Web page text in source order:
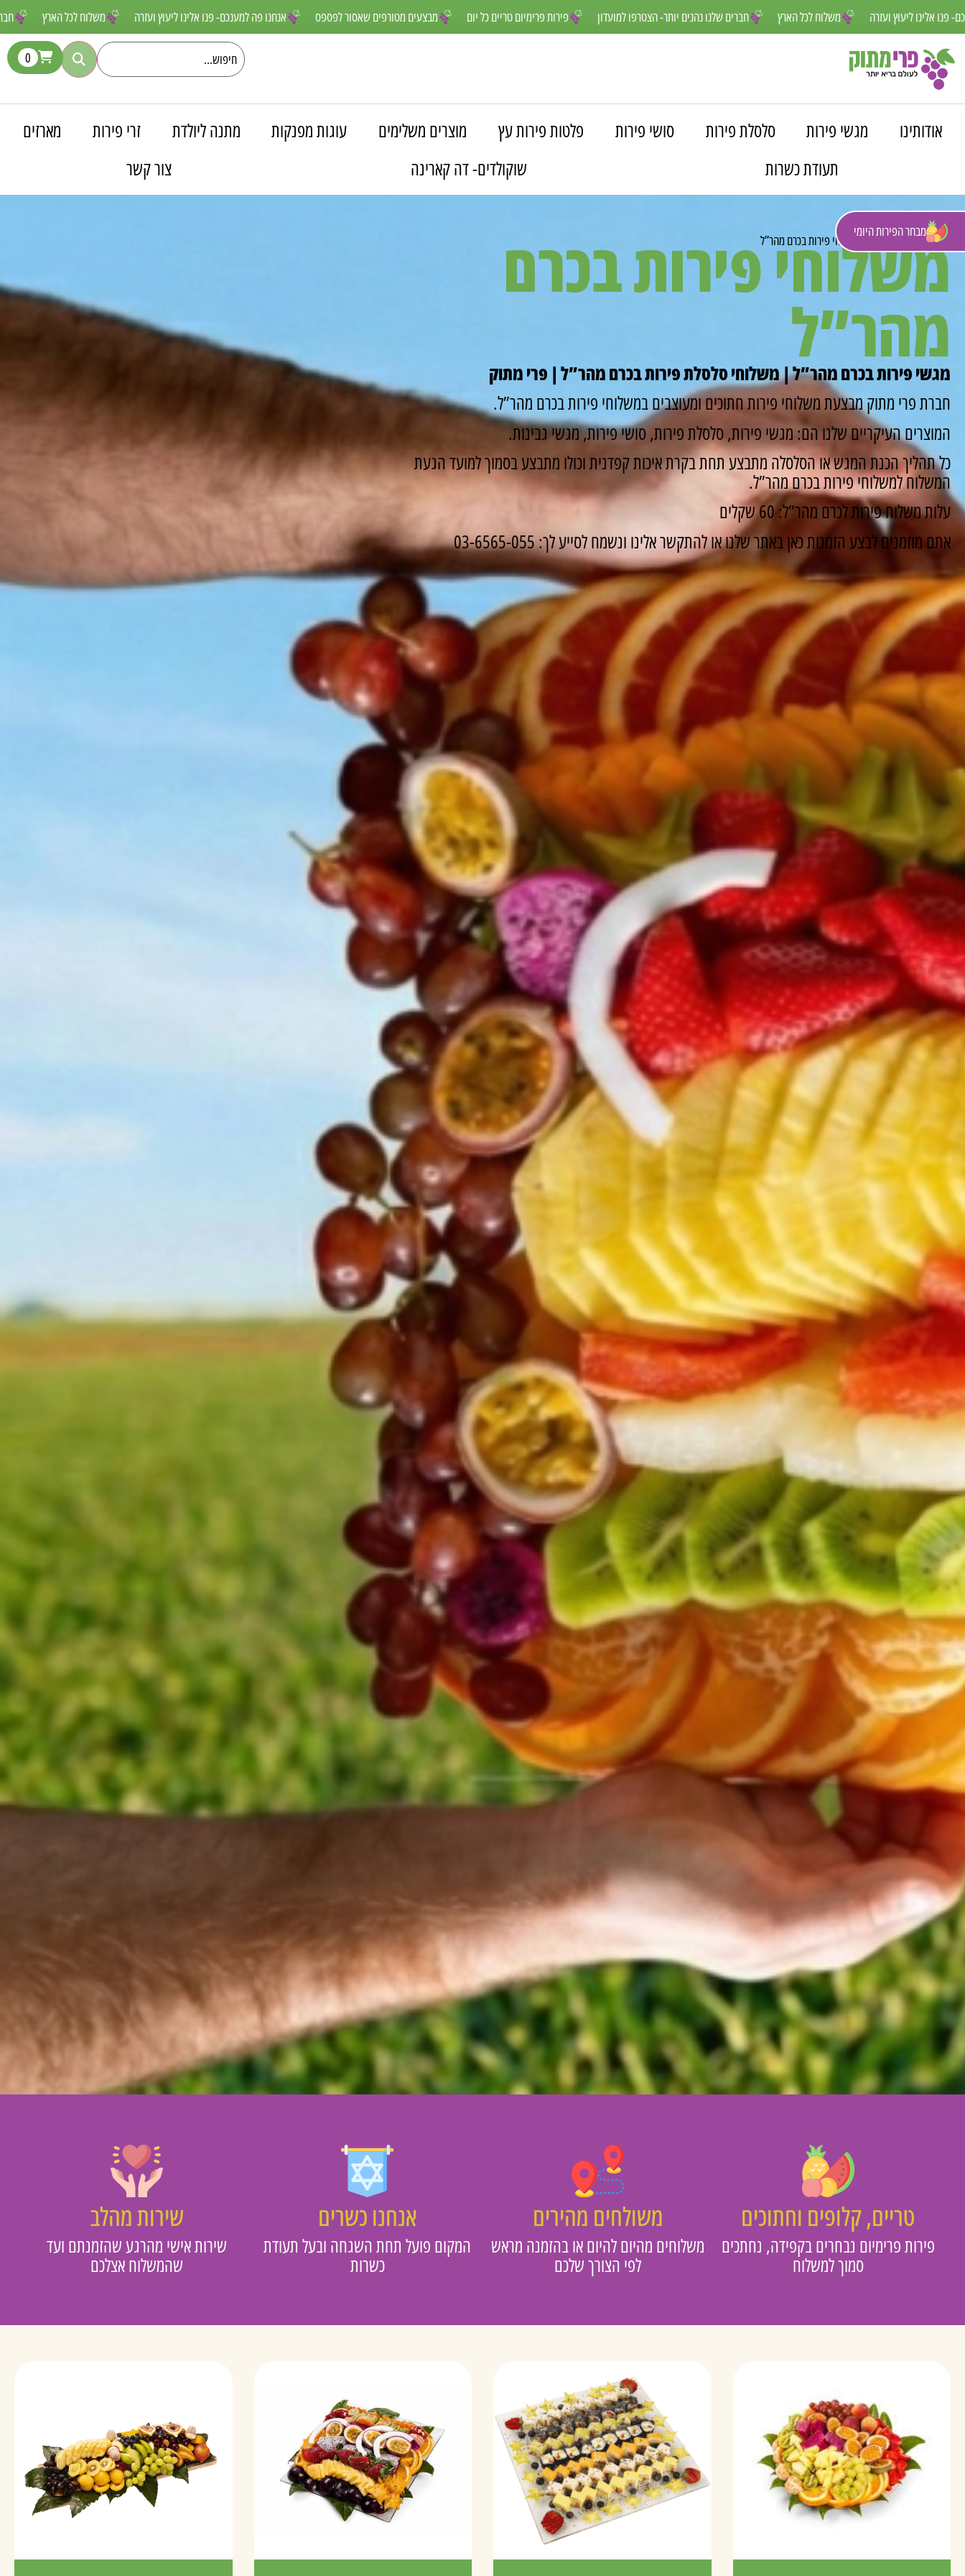
משלוח לכל אנחנו פה למענכם- פנו אלינו ליעוץ ועזרה מבצעים מטורפים שאסור לפספס פירות פרימיום טריים כל יום חברים שלנו נהנים יותר- הצטרפו למועדון משלוח לכל הארץ אנחנו פה למענכם- פנו אלינו ליעוץ ועזרה
מבחר הפירות היומי
0
אודותינו מגשי פירות סלסלת פירות סושי פירות פלטות פירות עץ מוצרים משלימים עוגות מפנקות מתנה ליולדת זרי פירות
מארזים
תעודת כשרות
שוקולדים- דה קארינה צור קשר
פרי מתוק» משלוחים»משלוחי פירות בכרם מהר”ל
משלוחי פירות בכרם
מהר”ל
מגשי פירות בכרם מהר”ל | משלוחי סלסלת פירות בכרם מהר”ל | פרי מתוק
חברת פרי מתוק מבצעת משלוחי פירות חתוכים ומעוצבים במשלוחי פירות בכרם מהר”ל.
המוצרים העיקריים שלנו הם: מגשי פירות, סלסלת פירות, סושי פירות, מגשי גבינות.
כל תהליך הכנת המגש או הסלסלה מתבצע תחת בקרת איכות קפדנית וכולו מתבצע בסמוך למועד הגעת
המשלוח למשלוחי פירות בכרם מהר”ל.
עלות משלוח פירות לכרם מהר”ל: 60 שקלים
אתם מוזמנים לבצע הזמנות כאן באתר שלנו או להתקשר אלינו ונשמח לסייע לך: 03-6565-055
טריים, קלופים וחתוכים
פירות פרימיום נבחרים בקפידה, נחתכים
סמוך למשלוח
משולחים מהירים
משלוחים מהיום להיום או בהזמנה מראש
לפי הצורך שלכם
אנחנו כשרים
המקום פועל תחת השגחה ובעל תעודת
כשרות
שירות מהלב
שירות אישי מהרגע שהזמנתם ועד
שהמשלוח אצלכם